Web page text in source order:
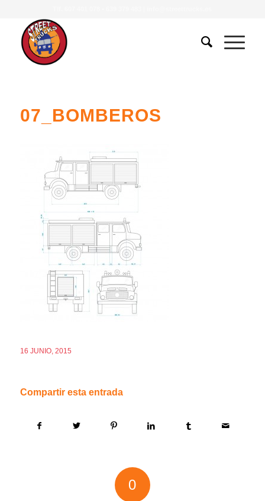
07_BOMBEROS
16 JUNIO, 2015
Compartir esta entrada
0